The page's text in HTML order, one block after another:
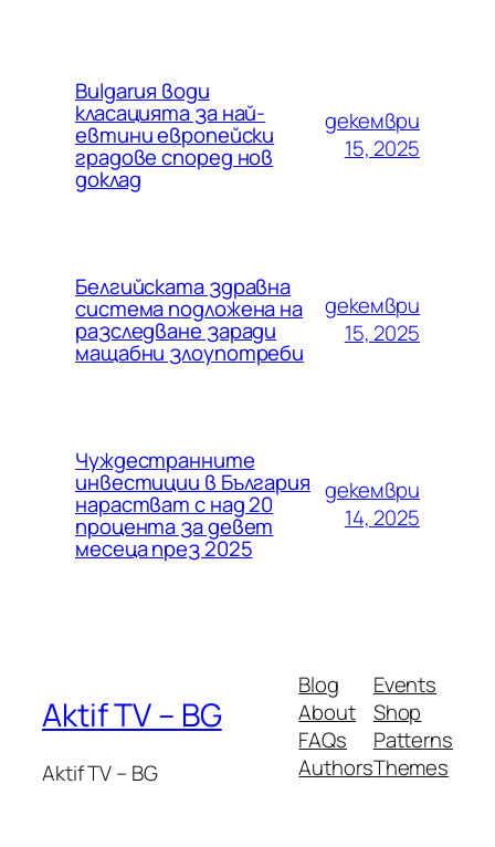
Bulgarия води
класацията за най-
евтини европейски
градове според нов
доклад
декември
15, 2025
Белгийската здравна
система подложена на
разследване заради
мащабни злоупотреби
декември
15, 2025
Чуждестранните
инвестиции в България
нарастват с над 20
процента за девет
месеца през 2025
декември
14, 2025
Aktif TV – BG
Aktif TV – BG
Blog
About
FAQs
Authors
Events
Shop
Patterns
Themes